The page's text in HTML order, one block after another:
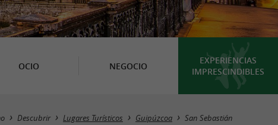
OCIO NEGOCIO
EXPERIENCIAS
IMPRESCINDIBLES
Masquer la carte
Descubrir Lugares Turísticos Guipúzcoa San Sebastián